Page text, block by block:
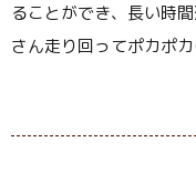
ることができ、長い時
さん走り回ってポカポ